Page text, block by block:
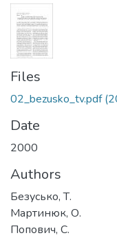
Files
02_bezusko_tv.pdf
Date
2000
Authors
Безусько, Т.
Мартинюк, О.
Попович, С.